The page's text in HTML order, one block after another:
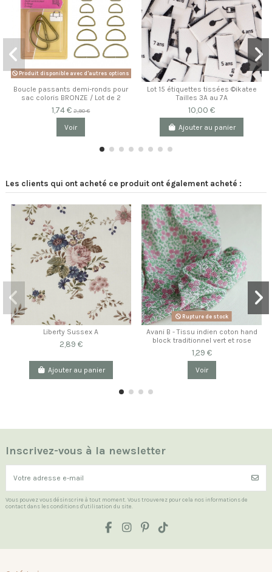
Produit disponible avec d'autres options
Boucle passants demi-ronds pour
sac coloris BRONZE / Lot de 2
1,74 €2,90 €
Voir
Lot 15 étiquettes tissées ©ikatee
Tailles 3A au 7A
10,00 €
Ajouter au panier
Les clients qui ont acheté ce produit ont également acheté :
Liberty Sussex A
2,89 €
Ajouter au panier
Rupture de stock
Avani B - Tissu indien coton hand
block traditionnel vert et rose
1,29 €
Voir
Inscrivez-vous à la newsletter
Vous pouvez vous désinscrire à tout moment. Vous trouverez pour cela nos informations de
contact dans les conditions d'utilisation du site.